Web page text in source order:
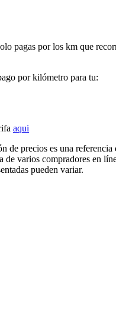
pagas por los km que
por kilómetro para tu:
aqui
de precios es una referencia
de varios compradores en
pueden variar.